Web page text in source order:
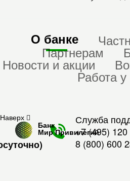
О банке
Партнерам
Новости и акции
Работа
Служба
+7 (495)
8 (800) 600
Наверх
Банк
Мир Привилегий